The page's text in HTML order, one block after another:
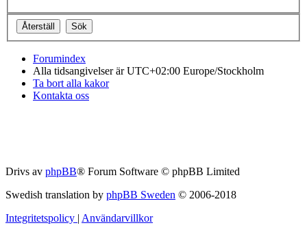
Forumindex
Alla tidsangivelser är UTC+02:00 Europe/Stockholm
Ta bort alla kakor
Kontakta oss
Drivs av phpBB® Forum Software © phpBB Limited
Swedish translation by phpBB Sweden © 2006-2018
Integritetspolicy | Användarvillkor